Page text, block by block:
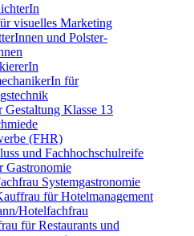
visuelles Marketing
und Polster-
für
Gestaltung Klasse 13
(FHR)
und Fachhochschulreife
Gastronomie
Systemgastronomie
für Hotelmanagement
Hotelfachfrau
für Restaurants und